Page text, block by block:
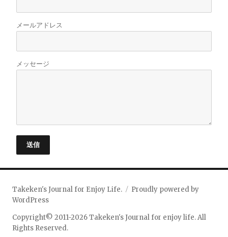
メールアドレス
メッセージ
送信
Takeken's Journal for Enjoy Life.
Proudly powered by
WordPress
Copyright© 2011-2026 Takeken's Journal for enjoy life. All
Rights Reserved.